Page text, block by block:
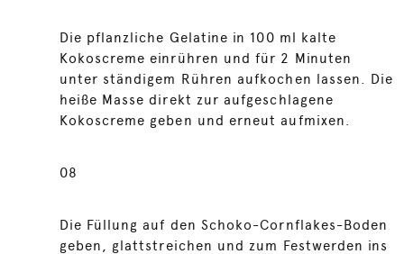
Die pflanzliche Gelatine in 100 ml kalte
Kokoscreme einrühren und für 2 Minuten
unter ständigem Rühren aufkochen lassen. Die
heiße Masse direkt zur aufgeschlagene
Kokoscreme geben und erneut aufmixen.
08
Die Füllung auf den Schoko-Cornflakes-Boden
geben, glattstreichen und zum Festwerden ins